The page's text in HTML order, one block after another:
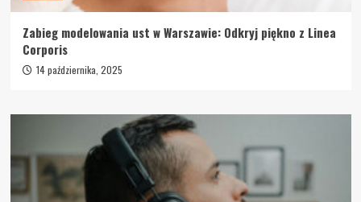
Zabieg modelowania ust w Warszawie: Odkryj piękno z Linea
Corporis
14 października, 2025